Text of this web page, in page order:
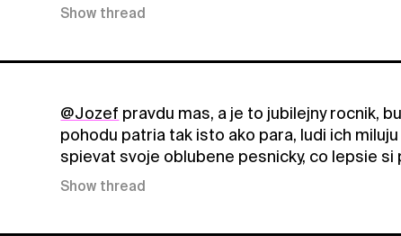
Show thread
@Jozef pravdu mas, a je to jubilejny rocnik,
pohodu patria tak isto ako para, ludi ich
spievat svoje oblubene pesnicky, co lepsie si
Show thread